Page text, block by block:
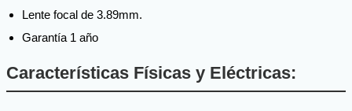
Lente focal de 3.89mm.
Garantía 1 año
Características Físicas y Eléctricas: